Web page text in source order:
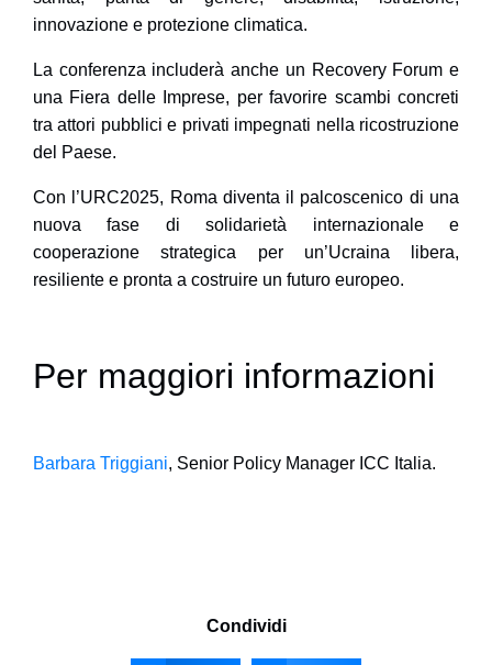
innovazione e protezione climatica.
La conferenza includerà anche un Recovery Forum e
una Fiera delle Imprese, per favorire scambi concreti
tra attori pubblici e privati impegnati nella ricostruzione
del Paese.
Con l’URC2025, Roma diventa il palcoscenico di una
nuova fase di solidarietà internazionale e
cooperazione strategica per un’Ucraina libera,
resiliente e pronta a costruire un futuro europeo.
Per maggiori informazioni
Barbara Triggiani, Senior Policy Manager ICC Italia.
Condividi